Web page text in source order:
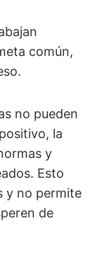
común,
no pueden
la
y
Esto
y no permite
de